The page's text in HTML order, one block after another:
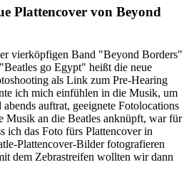
Plattencover von Beyond
vierköpfigen Band "Beyond Borders"
go Egypt" heißt die neue
als Link zum Pre-Hearing
ich mich einfühlen in die Musik, um
auftrat, geeignete Fotolocations
Musik an die Beatles anknüpft, war für
ich das Foto fürs Plattencover in
Plattencover-Bilder fotografieren
dem Zebrastreifen wollten wir dann